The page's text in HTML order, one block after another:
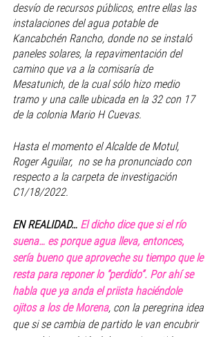
desvío de recursos públicos, entre ellas las
instalaciones del agua potable de
Kancabchén Rancho, donde no se instaló
paneles solares, la repavimentación del
camino que va a la comisaría de
Mesatunich, de la cual sólo hizo medio
tramo y una calle ubicada en la 32 con 17
de la colonia Mario H Cuevas.
Hasta el momento el Alcalde de Motul,
Roger Aguilar,  no se ha pronunciado con
respecto a la carpeta de investigación
C1/18/2022.
EN REALIDAD… El dicho dice que si el río
suena… es porque agua lleva, entonces,
sería bueno que aproveche su tiempo que le
resta para reponer lo “perdido”. Por ahí se
habla que ya anda el priista haciéndole
ojitos a los de Morena, con la peregrina idea
que si se cambia de partido le van encubrir